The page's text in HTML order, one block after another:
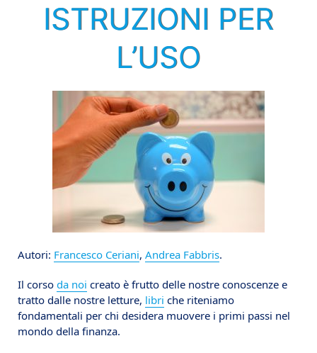
ISTRUZIONI PER
L’USO
Autori: Francesco Ceriani, Andrea Fabbris.
Il corso da noi creato è frutto delle nostre conoscenze e
tratto dalle nostre letture, libri che riteniamo
fondamentali per chi desidera muovere i primi passi nel
mondo della finanza.